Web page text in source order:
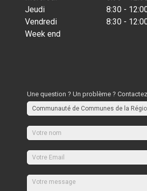
Jeudi
8:30 -
Vendredi
8:30 -
Week end
Une question ? Un problème ?